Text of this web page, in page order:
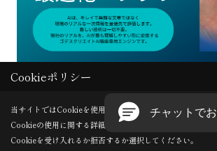
Copyright (c) GODDESS CREATE. All Rights
Produced byゴデスクリエイト
Cookieポリシー
当サイトではCookieを使用します。
Cookieの使用に関する詳細は 「プライバシーポリシー
」
Cookieを受け入れるか拒否するか選択してください。